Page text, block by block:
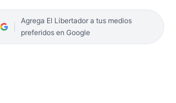
Agrega El Libertador a tus medios
preferidos en Google